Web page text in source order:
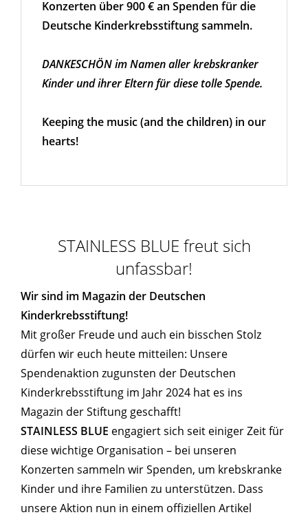
Konzerten über 900 € an Spenden für die
Deutsche Kinderkrebsstiftung sammeln.
DANKESCHÖN im Namen aller krebskranker
Kinder und ihrer Eltern für diese tolle Spende.
Keeping the music (and the children) in our
hearts!
STAINLESS BLUE freut sich
unfassbar!
Wir sind im Magazin der Deutschen
Kinderkrebsstiftung!
Mit großer Freude und auch ein bisschen Stolz
dürfen wir euch heute mitteilen: Unsere
Spendenaktion zugunsten der Deutschen
Kinderkrebsstiftung im Jahr 2024 hat es ins
Magazin der Stiftung geschafft!
STAINLESS BLUE engagiert sich seit einiger Zeit für
diese wichtige Organisation – bei unseren
Konzerten sammeln wir Spenden, um krebskranke
Kinder und ihre Familien zu unterstützen. Dass
unsere Aktion nun in einem offiziellen Artikel